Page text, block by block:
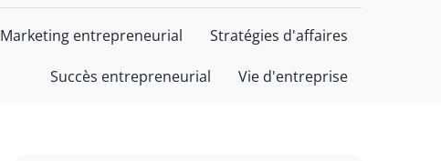
Marketing entrepreneurial Stratégies d'affaires
Succès entrepreneurial Vie d'entreprise